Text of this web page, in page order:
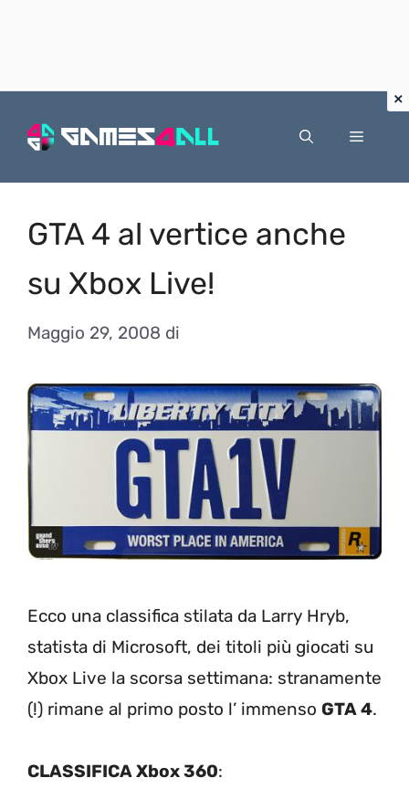
Menu
GTA 4 al vertice anche
su Xbox Live!
Maggio 29, 2008 di
Ecco una classifica stilata da Larry Hryb,
statista di Microsoft, dei titoli più giocati su
Xbox Live la scorsa settimana: stranamente
(!) rimane al primo posto l’ immenso GTA 4.
CLASSIFICA Xbox 360: